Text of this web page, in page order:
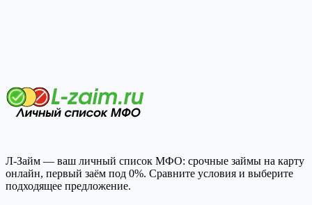
Л-Займ — ваш личный список МФО: срочные займы на карту
онлайн, первый заём под 0%. Сравните условия и выберите
подходящее предложение.